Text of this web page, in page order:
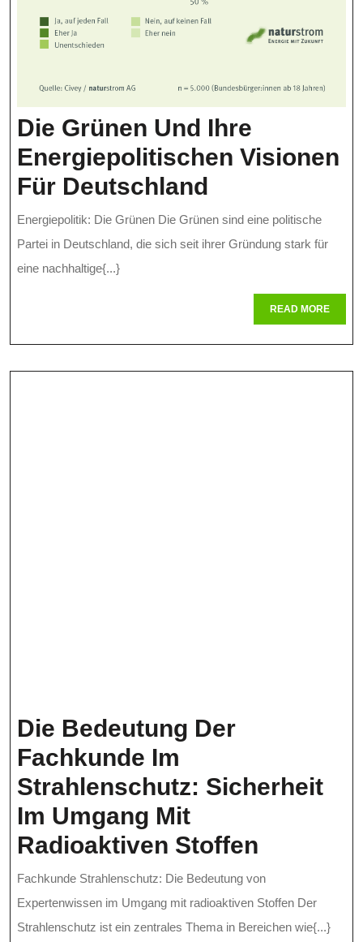
Die Grünen Und Ihre
Energiepolitischen Visionen
Für Deutschland
Grünen
Und
Visionen
Energiepolitik: Die Grünen Die Grünen sind eine politische
Partei in Deutschland, die sich seit ihrer Gründung stark für
eine nachhaltige{...}
READ MOREREAD
MORE
Die Bedeutung Der
Fachkunde Im
Strahlenschutz: Sicherheit
Im Umgang Mit
Radioaktiven Stoffen
Der
Fachkunde Strahlenschutz: Die Bedeutung von
Expertenwissen im Umgang mit radioaktiven Stoffen Der
Strahlenschutz ist ein zentrales Thema in Bereichen wie{...}